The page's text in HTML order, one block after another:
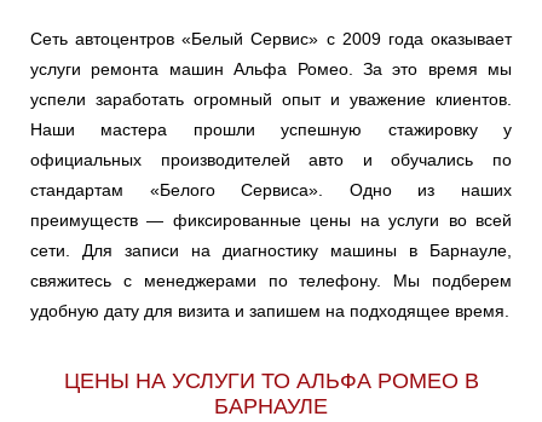
Сеть автоцентров «Белый Сервис» с 2009 года оказывает
услуги ремонта машин Альфа Ромео. За это время мы
успели заработать огромный опыт и уважение клиентов.
Наши мастера прошли успешную стажировку у
официальных производителей авто и обучались по
стандартам «Белого Сервиса». Одно из наших
преимуществ — фиксированные цены на услуги во всей
сети. Для записи на диагностику машины в Барнауле,
свяжитесь с менеджерами по телефону. Мы подберем
удобную дату для визита и запишем на подходящее время.
ЦЕНЫ НА УСЛУГИ ТО АЛЬФА РОМЕО В
БАРНАУЛЕ